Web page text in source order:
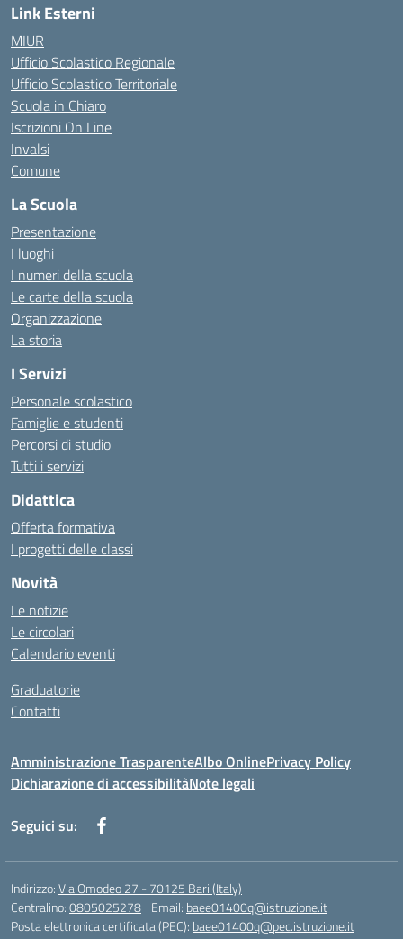
Link Esterni
MIUR
Ufficio Scolastico Regionale
Ufficio Scolastico Territoriale
Scuola in Chiaro
Iscrizioni On Line
Invalsi
Comune
La Scuola
Presentazione
I luoghi
I numeri della scuola
Le carte della scuola
Organizzazione
La storia
I Servizi
Personale scolastico
Famiglie e studenti
Percorsi di studio
Tutti i servizi
Didattica
Offerta formativa
I progetti delle classi
Novità
Le notizie
Le circolari
Calendario eventi
Graduatorie
Contatti
Amministrazione TrasparenteAlbo OnlinePrivacy Policy
Dichiarazione di accessibilitàNote legali
Seguici su:
Indirizzo:Via Omodeo 27 - 70125 Bari (Italy)
Centralino:0805025278 Email: baee01400q@istruzione.it
Posta elettronica certificata (PEC): baee01400q@pec.istruzione.it